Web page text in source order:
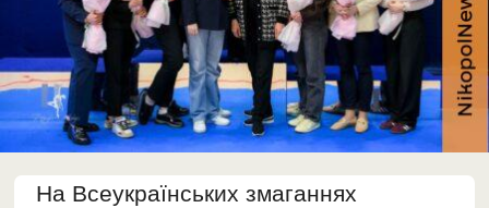
На Всеукраїнських змаганнях